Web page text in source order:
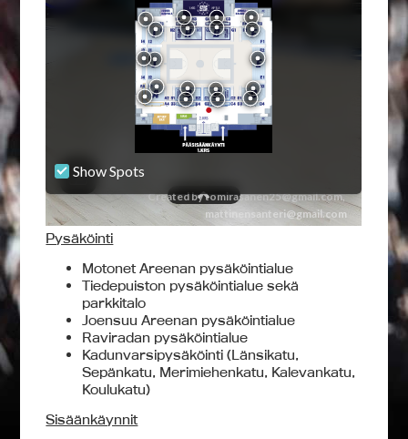
Pysäköinti
Motonet Areenan pysäköintialue
Tiedepuiston pysäköintialue sekä
parkkitalo
Joensuu Areenan pysäköintialue
Raviradan pysäköintialue
Kadunvarsipysäköinti (Länsikatu,
Sepänkatu, Merimiehenkatu, Kalevankatu,
Koulukatu)
Sisäänkäynnit